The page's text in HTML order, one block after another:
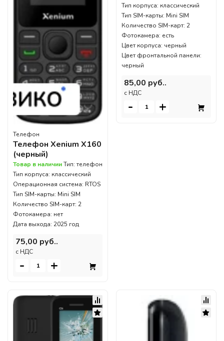
Телефон
Телефон Xenium X160
(черный)
Товар в наличииТип: телефон
Тип корпуса: классический
Операционная система: RTOS
Тип SIM-карты: Mini SIM
Количество SIM-карт: 2
Фотокамера: нет
Дата выхода: 2025 год
75,00 руб..
c НДС
- +
Тип корпуса: классический
Тип SIM-карты: Mini SIM
Количество SIM-карт: 2
Фотокамера: есть
Цвет корпуса: черный
Цвет фронтальной панели:
черный
85,00 руб..
c НДС
- +